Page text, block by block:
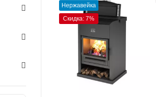
Нержавейка
Скидка: 7%